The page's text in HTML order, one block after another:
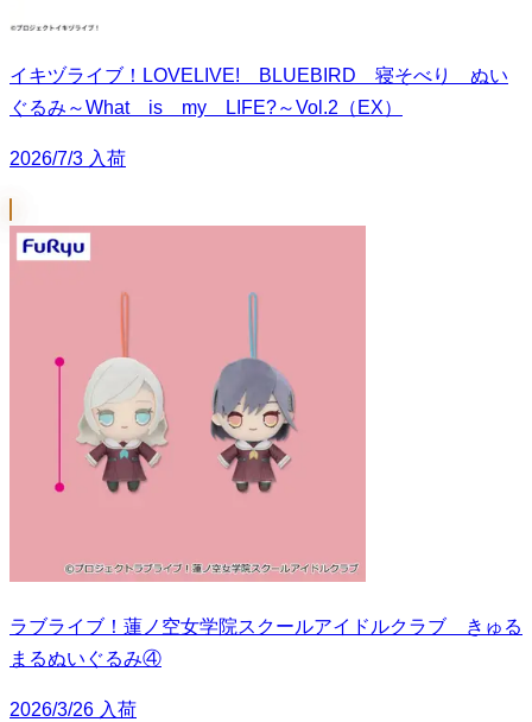
イキヅライブ！LOVELIVE! BLUEBIRD 寝そべり ぬい
ぐるみ～What is my LIFE?～Vol.2（EX）
2026/7/3 入荷
ラブライブ！蓮ノ空女学院スクールアイドルクラブ きゅる
まるぬいぐるみ④
2026/3/26 入荷